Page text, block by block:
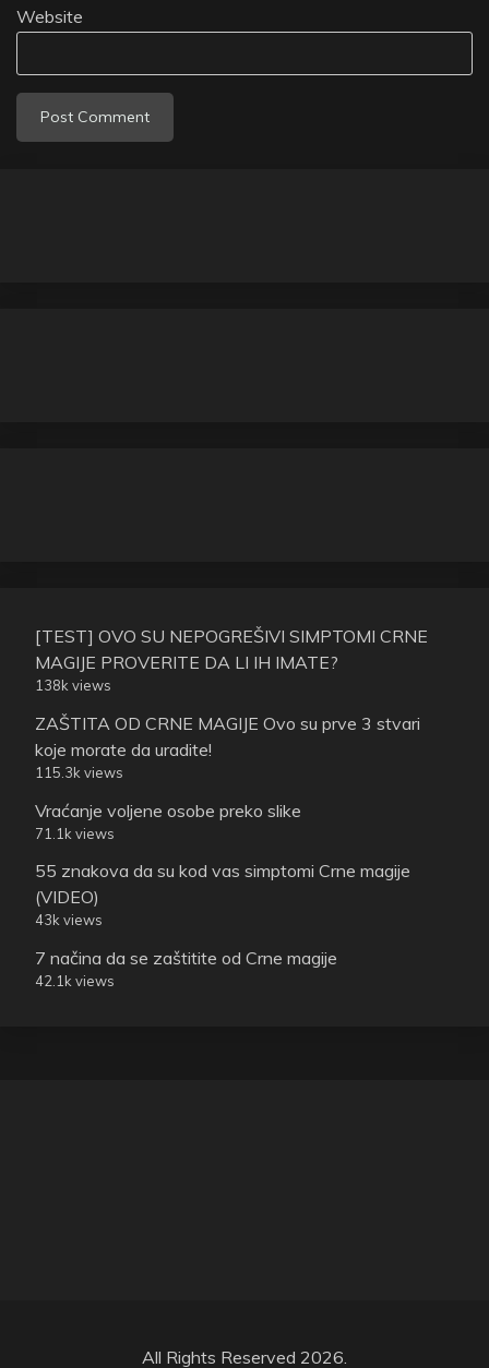
Website
[TEST] OVO SU NEPOGREŠIVI SIMPTOMI CRNE
MAGIJE PROVERITE DA LI IH IMATE?
138k views
ZAŠTITA OD CRNE MAGIJE Ovo su prve 3 stvari
koje morate da uradite!
115.3k views
Vraćanje voljene osobe preko slike
71.1k views
55 znakova da su kod vas simptomi Crne magije
(VIDEO)
43k views
7 načina da se zaštitite od Crne magije
42.1k views
All Rights Reserved 2026.